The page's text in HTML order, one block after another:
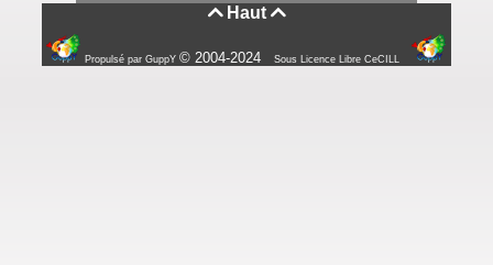
Haut 
Propulsé par GuppY© 2004-2024 Sous Licence Libre CeCILL